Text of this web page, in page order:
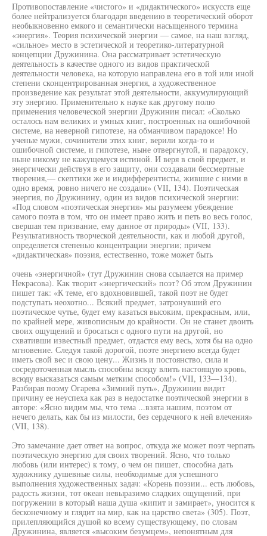
Противопоставление «чистого» и «дидактического» искусств еще
более нейтрализуется благодаря введению в теоретический оборот
необыкновенно емкого и семантически насыщенного термина
«энергия». Теория психической энергии — самое, на наш взгляд,
«сильное» место в эстетической и теоретико-литературной
концепции Дружинина. Она рассматривает эстетическую
деятельность в качестве одного из видов практической
деятельности человека, на которую направлена его в той или иной
степени сконцентрированная энергия, а художественное
произведение как результат этой деятельности, аккумулирующий
эту энергию. Применительно к науке как другому полю
применения человеческой энергии Дружинин писал: «Сколько
осталось нам великих и умных книг, построенных на ошибочной
системе, на неверной гипотезе, на обманчивом парадоксе! Но
ученые мужи, сочинители этих книг, верили когда-то и
ошибочной системе, и гипотезе, ныне отвергнутой, и парадоксу,
ныне никому не кажущемуся истиной. И веря в свой предмет, и
энергически действуя в его защиту, они создавали бессмертные
творения,— скептики же и индифферентисты, жившие с ними в
одно время, ровно ничего не создали» (VII, 134). Поэтическая
энергия, по Дружинину, один из видов психической энергии:
«Под словом «поэтическая энергия» мы разумеем убеждение
самого поэта в том, что он имеет право жить и петь во весь голос,
свершая тем призвание, ему данное от природы» (VII, 133).
Результативность творческой деятельности, как и любой другой,
определяется степенью концентрации энергии; причем
«дидактическая» поэзия, естественно, тоже может быть
очень «энергичной» (тут Дружинин снова ссылается на пример
Некрасова). Как творит «энергический» поэт? Об этом Дружинин
пишет так: «К теме, его вдохновившей, такой поэт не будет
подступать неохотно... Всякий предмет, затронувший его
поэтическое чутье, будет ему казаться высоким, прекрасным, или,
по крайней мере, живописным до крайности. Он не станет двоить
своих ощущений и бросаться с одного пути на другой, но
схвативши известный предмет, отдастся ему весь, хотя бы на одно
мгновение. Следуя такой дорогой, поэте энергиею всегда будет
иметь свой вес и свою цену... Жизнь и постоянство, сила и
сосредоточенная мысль способны всюду влить настоящую кровь,
всюду высказаться самым метким способом!» (VII, 133—134).
Разбирая поэму Огарева «Зимний путь», Дружинин видит
причину ее неуспеха как раз в недостатке поэтической энергии в
авторе: «Ясно видим мы, что тема ...взята нашим, поэтом от
нечего делать, как бы из милости, без сердечного к ней влечения»
(VII, 138).
Это замечание дает ответ на вопрос, откуда же может поэт черпать
поэтическую энергию для своих творений. Ясно, что только
любовь (или интерес) к тому, о чем он пишет, способна дать
художнику душевные силы, необходимые для успешного
выполнения художественных задач: «Корень поэзии... есть любовь,
радость жизни, тот океан невыразимо сладких ощущений, при
погружении в который наша душа «кипит и замирает», уносится к
бесконечному и глядит на мир, как на царство света» (305). Поэт,
прилепляющийся душой ко всему существующему, по словам
Дружинина, является «высоким безумцем», непонятным для